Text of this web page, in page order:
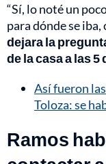
“Sí, lo noté un
para dónde se
dejara la
de la casa a las 5
Así fueron
Toloza: se
Ramos